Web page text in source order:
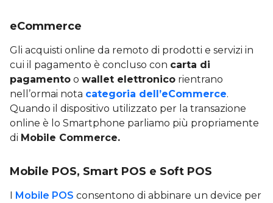
eCommerce
Gli acquisti online da remoto di prodotti e servizi in
cui il pagamento è concluso con carta di
pagamento o wallet elettronico rientrano
nell’ormai nota categoria dell’eCommerce.
Quando il dispositivo utilizzato per la transazione
online è lo Smartphone parliamo più propriamente
di Mobile Commerce.
Mobile POS, Smart POS e Soft POS
I Mobile POS consentono di abbinare un device per